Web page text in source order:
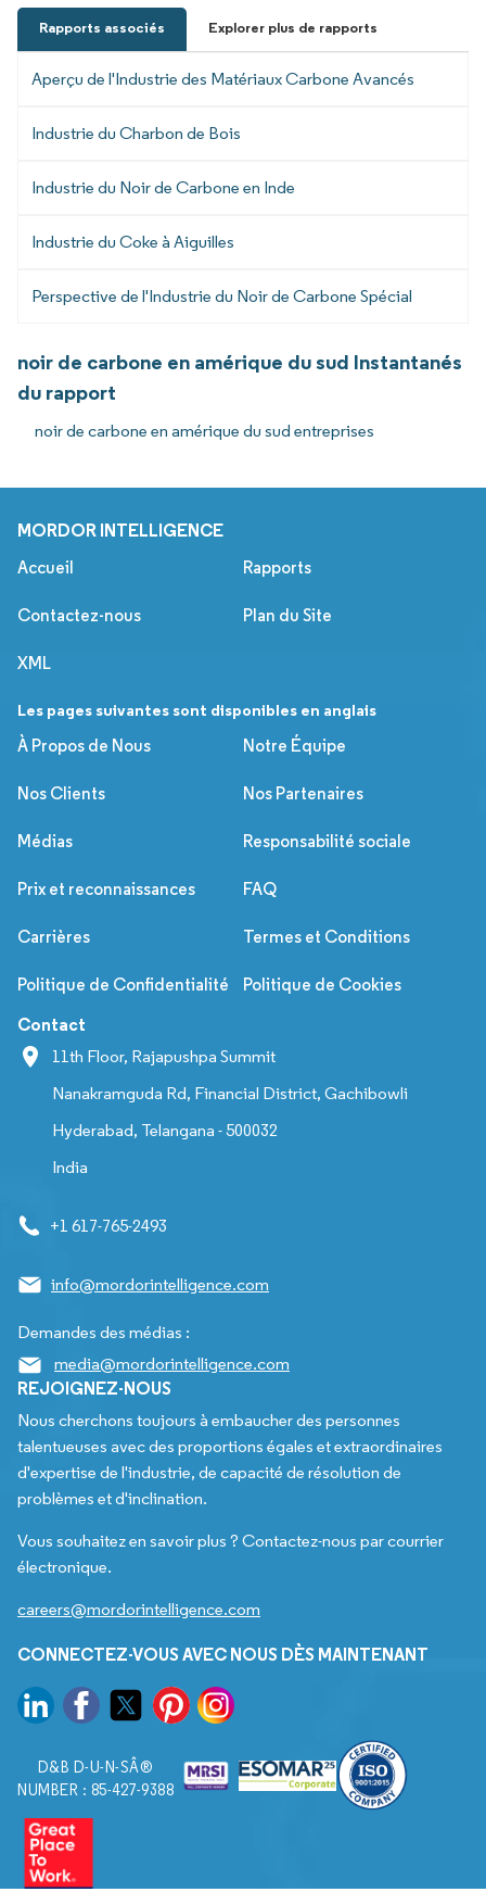
Rapports associés Explorer plus de rapports
Aperçu de l'Industrie des Matériaux Carbone Avancés
Industrie du Charbon de Bois
Industrie du Noir de Carbone en Inde
Industrie du Coke à Aiguilles
Perspective de l'Industrie du Noir de Carbone Spécial
noir de carbone en amérique du sud Instantanés
du rapport
noir de carbone en amérique du sud entreprises
MORDOR INTELLIGENCE
Accueil Rapports
Contactez-nous Plan du Site
XML
Les pages suivantes sont disponibles en anglais
À Propos de Nous
Notre Équipe
Nos Clients Nos Partenaires
Médias Responsabilité sociale
Prix et reconnaissances FAQ
Carrières Termes et Conditions
Politique de Confidentialité Politique de Cookies
Contact
11th Floor, Rajapushpa Summit
Nanakramguda Rd, Financial District, Gachibowli
Hyderabad, Telangana - 500032
India
+1 617-765-2493
info@mordorintelligence.com
Demandes des médias :
media@mordorintelligence.com
REJOIGNEZ-NOUS
Nous cherchons toujours à embaucher des personnes
talentueuses avec des proportions égales et extraordinaires
d'expertise de l'industrie, de capacité de résolution de
problèmes et d'inclination.
Vous souhaitez en savoir plus ? Contactez-nous par courrier
électronique.
careers@mordorintelligence.com
CONNECTEZ-VOUS AVEC NOUS DÈS MAINTENANT
D&B D-U-N-SÂ®
NUMBER : 85-427-9388